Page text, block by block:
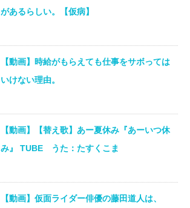
があるらしい。【仮病】
【動画】時給がもらえても仕事をサボっては
いけない理由。
【動画】【替え歌】あー夏休み『あーいつ休
み』 TUBE うた：たすくこま
【動画】仮面ライダー俳優の藤田道人は、